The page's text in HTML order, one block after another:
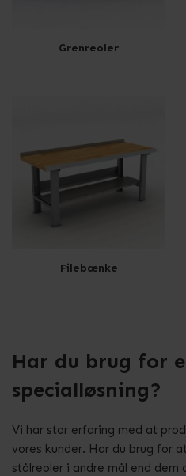
Grenreoler
Filebænke
Har du brug for
specialløsning?
Vi har stor erfaring med at
vores kunder. Har du brug for
stålreoler i andre mål end dem